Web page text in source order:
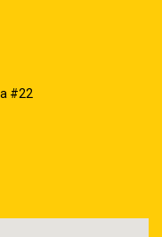
#22